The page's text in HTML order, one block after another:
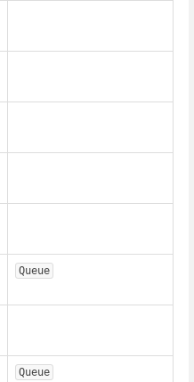
Queue
Queue